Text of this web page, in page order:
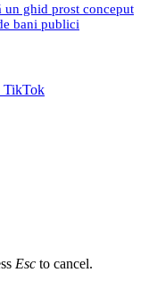
un ghid prost conceput
bani publici
TikTok
Esc to cancel.